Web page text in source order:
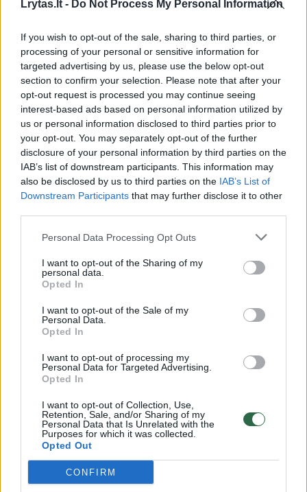
Lrytas.lt - Do Not Process My Personal Information
If you wish to opt-out of the sale, sharing to third parties, or
processing of your personal or sensitive information for
targeted advertising by us, please use the below opt-out
section to confirm your selection. Please note that after your
opt-out request is processed you may continue seeing
interest-based ads based on personal information utilized by
us or personal information disclosed to third parties prior to
your opt-out. You may separately opt-out of the further
disclosure of your personal information by third parties on the
IAB’s list of downstream participants. This information may
also be disclosed by us to third parties on the IAB’s List of
Downstream Participants that may further disclose it to other
Personal Data Processing Opt Outs
I want to opt-out of the Sharing of my
personal data.
Opted In
I want to opt-out of the Sale of my
Personal Data.
Opted In
I want to opt-out of processing my
Personal Data for Targeted Advertising.
Opted In
I want to opt-out of Collection, Use,
Retention, Sale, and/or Sharing of my
Personal Data that Is Unrelated with the
Purposes for which it was collected.
Opted Out
CONFIRM
Susiję straipsniai
Davosas“, renginys, kurio
misija padėti iškilti
nepriklausomos Lietuvos
elitui
merų ir
ant
Svarbiausios forumo temos ir misija – telkti
Lietuvos verslo, politikos, visuomenės elitą
siekti pažangos, sutarti dėl politikos, kuri tam
tikrose srityse padėtų išnaudoti globalų
potencialą ir mūsų valstybėje bei žmonėse
glūdintį potencialą, Lietuvos ateičiai ypač